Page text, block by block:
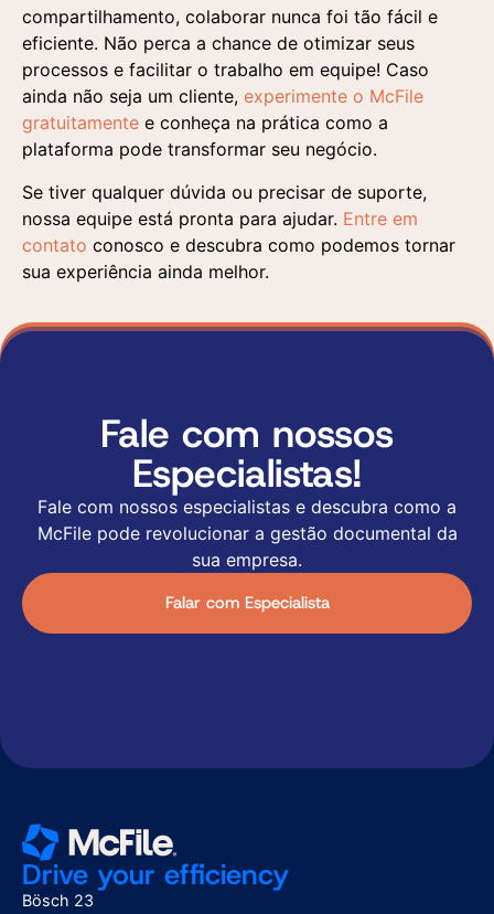
compartilhamento, colaborar nunca foi tão fácil e
eficiente. Não perca a chance de otimizar seus
processos e facilitar o trabalho em equipe! Caso
ainda não seja um cliente, experimente o McFile
gratuitamente e conheça na prática como a
plataforma pode transformar seu negócio.
Se tiver qualquer dúvida ou precisar de suporte,
nossa equipe está pronta para ajudar. Entre em
contato conosco e descubra como podemos tornar
sua experiência ainda melhor.
Fale com nossos
Especialistas!
Fale com nossos especialistas e descubra como a
McFile pode revolucionar a gestão documental da
sua empresa.
Falar com Especialista
Drive your efficiency
Bösch 23